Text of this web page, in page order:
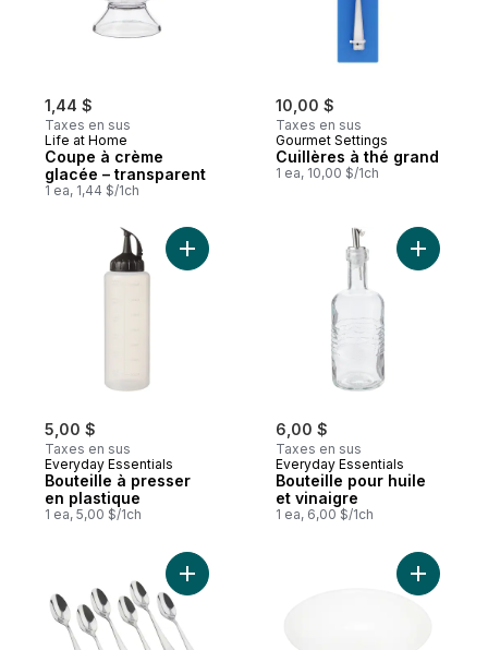
1,44 $
Taxes en sus
Life at Home
Coupe à crème
glacée – transparent
1 ea, 1,44 $/1ch
10,00 $
Taxes en sus
Gourmet Settings
Cuillères à thé grand
1 ea, 10,00 $/1ch
5,00 $
Taxes en sus
Everyday Essentials
Bouteille à presser
en plastique
1 ea, 5,00 $/1ch
Ajouter Bouteille à presser en plastique
6,00 $
Taxes en sus
Everyday Essentials
Bouteille pour huile
et vinaigre
1 ea, 6,00 $/1ch
Ajouter
Ajouter Cuillères à thé oxford au panier
Ajouter